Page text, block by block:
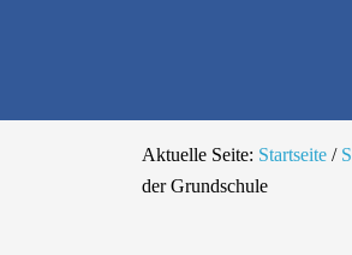
Die
Aktuelle Seite: Startseite /
der Grundschule